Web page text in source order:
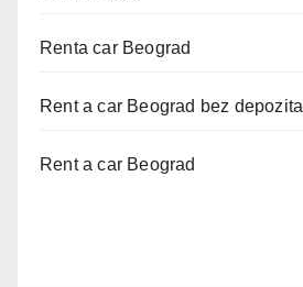
Renta car Beograd
Rent a car Beograd bez depozita
Rent a car Beograd